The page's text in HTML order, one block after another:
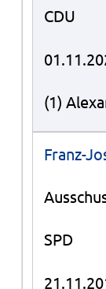
CDU
(1)
Franz-
SPD